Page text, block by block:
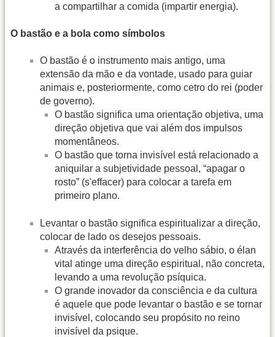
a compartilhar a comida (impartir energia).
O bastão e a bola como símbolos
O bastão é o instrumento mais antigo, uma
extensão da mão e da vontade, usado para guiar
animais e, posteriormente, como cetro do rei (poder
de governo).
O bastão significa uma orientação objetiva, uma
direção objetiva que vai além dos impulsos
momentâneos.
O bastão que torna invisível está relacionado a
aniquilar a subjetividade pessoal, “apagar o
rosto” (s'effacer) para colocar a tarefa em
primeiro plano.
Levantar o bastão significa espiritualizar a direção,
colocar de lado os desejos pessoais.
Através da interferência do velho sábio, o élan
vital atinge uma direção espiritual, não concreta,
levando a uma revolução psíquica.
O grande inovador da consciência e da cultura
é aquele que pode levantar o bastão e se tornar
invisível, colocando seu propósito no reino
invisível da psique.